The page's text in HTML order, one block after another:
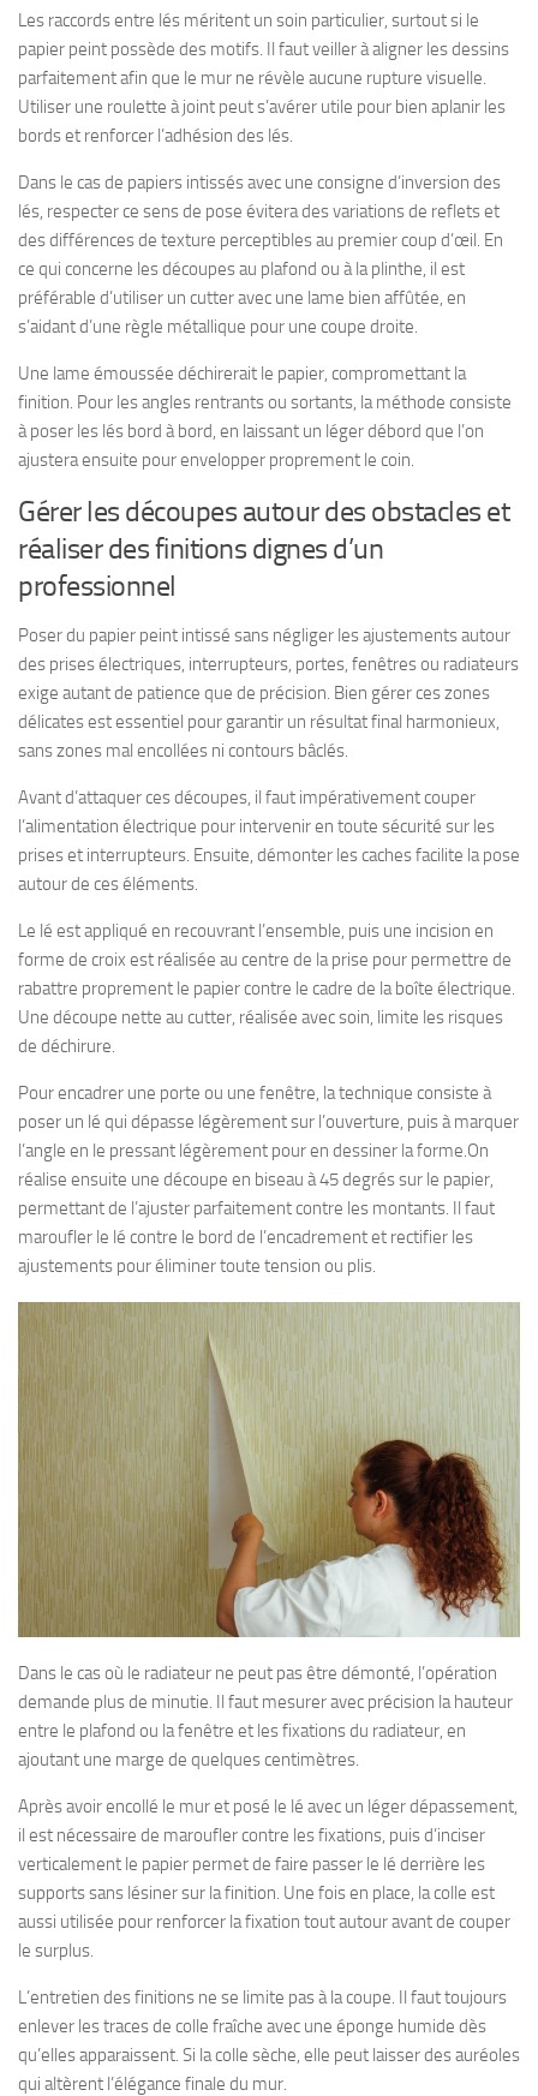
Les raccords entre lés méritent un soin particulier, surtout si le
papier peint possède des motifs. Il faut veiller à aligner les dessins
parfaitement afin que le mur ne révèle aucune rupture visuelle.
Utiliser une roulette à joint peut s’avérer utile pour bien aplanir les
bords et renforcer l’adhésion des lés.
Dans le cas de papiers intissés avec une consigne d’inversion des
lés, respecter ce sens de pose évitera des variations de reflets et
des différences de texture perceptibles au premier coup d’œil. En
ce qui concerne les découpes au plafond ou à la plinthe, il est
préférable d’utiliser un cutter avec une lame bien affûtée, en
s’aidant d’une règle métallique pour une coupe droite.
Une lame émoussée déchirerait le papier, compromettant la
finition. Pour les angles rentrants ou sortants, la méthode consiste
à poser les lés bord à bord, en laissant un léger débord que l’on
ajustera ensuite pour envelopper proprement le coin.
Gérer les découpes autour des obstacles et
réaliser des finitions dignes d’un
professionnel
Poser du papier peint intissé sans négliger les ajustements autour
des prises électriques, interrupteurs, portes, fenêtres ou radiateurs
exige autant de patience que de précision. Bien gérer ces zones
délicates est essentiel pour garantir un résultat final harmonieux,
sans zones mal encollées ni contours bâclés.
Avant d’attaquer ces découpes, il faut impérativement couper
l’alimentation électrique pour intervenir en toute sécurité sur les
prises et interrupteurs. Ensuite, démonter les caches facilite la pose
autour de ces éléments.
Le lé est appliqué en recouvrant l’ensemble, puis une incision en
forme de croix est réalisée au centre de la prise pour permettre de
rabattre proprement le papier contre le cadre de la boîte électrique.
Une découpe nette au cutter, réalisée avec soin, limite les risques
de déchirure.
Pour encadrer une porte ou une fenêtre, la technique consiste à
poser un lé qui dépasse légèrement sur l’ouverture, puis à marquer
l’angle en le pressant légèrement pour en dessiner la forme.On
réalise ensuite une découpe en biseau à 45 degrés sur le papier,
permettant de l’ajuster parfaitement contre les montants. Il faut
maroufler le lé contre le bord de l’encadrement et rectifier les
ajustements pour éliminer toute tension ou plis.
Dans le cas où le radiateur ne peut pas être démonté, l’opération
demande plus de minutie. Il faut mesurer avec précision la hauteur
entre le plafond ou la fenêtre et les fixations du radiateur, en
ajoutant une marge de quelques centimètres.
Après avoir encollé le mur et posé le lé avec un léger dépassement,
il est nécessaire de maroufler contre les fixations, puis d’inciser
verticalement le papier permet de faire passer le lé derrière les
supports sans lésiner sur la finition. Une fois en place, la colle est
aussi utilisée pour renforcer la fixation tout autour avant de couper
le surplus.
L’entretien des finitions ne se limite pas à la coupe. Il faut toujours
enlever les traces de colle fraîche avec une éponge humide dès
qu’elles apparaissent. Si la colle sèche, elle peut laisser des auréoles
qui altèrent l’élégance finale du mur.